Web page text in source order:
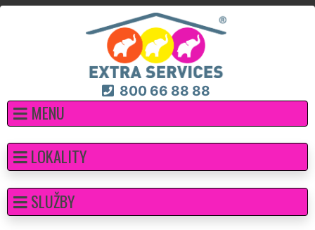
800 66 88 88
MENU
LOKALITY
SLUŽBY